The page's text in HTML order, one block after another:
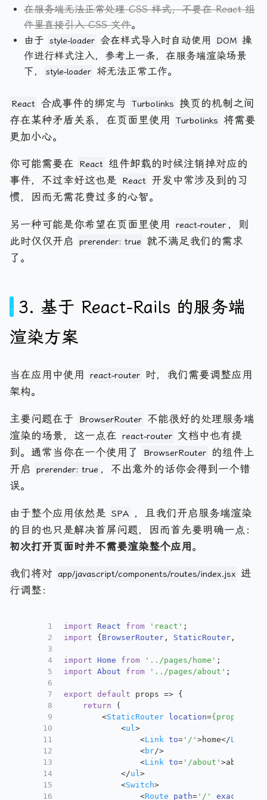
在服务端无法正常处理CSS样式，不要在React组
件里直接引入CSS文件。
由于
style-loader 会在样式导入时自动使用 DOM 操
作进行样式注入，参考上一条，在服务端渲染场景
下，
style-loader 将无法正常工作。
React 合成事件的绑定与 Turbolinks 换页的机制之间
存在某种矛盾关系，在页面里使用
Turbolinks 将需要
更加小心。
你可能需要在 React 组件卸载的时候注销掉对应的
事件，不过幸好这也是
React 开发中常涉及到的习
惯，因而无需花费过多的心智。
另一种可能是你希望在页面里使用 react-router ，则
此时仅仅开启
prerender: true 就不满足我们的需求
了。
3. 基于 React-Rails 的服务端
渲染方案
当在应用中使用 react-router 时，我们需要调整应用
架构。
主要问题在于 BrowserRouter 不能很好的处理服务端
渲染的场景，这一点在
react-router 文档中也有提
到。通常当你在一个使用了
BrowserRouter
的组件上
开启
prerender: true ，不出意外的话你会得到一个错
误。
由于整个应用依然是 SPA
，且我们开启服务端渲染
的目的也只是解决首屏问题，因而首先要明确一点：
初次打开页面时并不需要渲染整个应用。
我们将对 app/javascript/components/routes/index.jsx 进
行调整：
1
2
3
4
5
6
7
8
9
10
11
12
13
14
15
16
import React from 'react' ;
import { BrowserRouter , StaticRouter ,
import Home from '../pages/home' ;
import
About from '../pages/about' ;
export default props => {
return (
<StaticRouter location=
<ul>
<Link to= '/'>home</Link
<br/>
<Link to= '/about'>about
</ul>
<Switch>
<Route path= '/' exact